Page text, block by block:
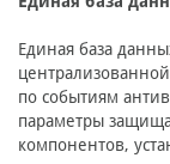
Единая база
по событиям
параметры
компонентов,